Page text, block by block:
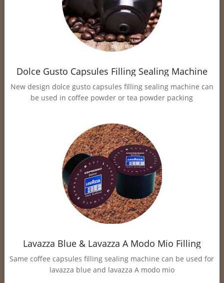
Dolce Gusto Capsules Filling Sealing Machine
New design dolce gusto capsules filling sealing machine can
be used in coffee powder or tea powder packing
Lavazza Blue & Lavazza A Modo Mio Filling
Sealing Machine
Same coffee capsules filling sealing machine can be used for
lavazza blue and lavazza A modo mio